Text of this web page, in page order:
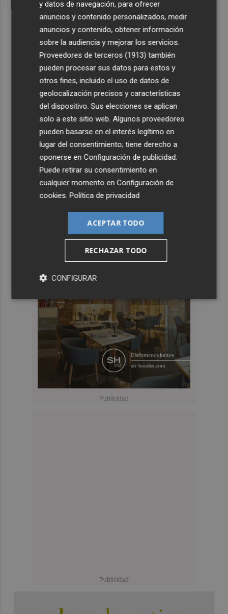
y datos de navegación, para ofrecer
anuncios y contenido personalizados, medir
anuncios y contenido, obtener información
sobre la audiencia y mejorar los servicios.
Proveedores de terceros (1913) también
pueden procesar sus datos para estos y
otros fines, incluido el uso de datos de
geolocalización precisos y características
del dispositivo. Sus elecciones se aplican
solo a este sitio web. Algunos proveedores
pueden basarse en el interés legítimo en
lugar del consentimiento; tiene derecho a
oponerse enConfiguración de publicidad
Puede retirar su consentimiento en
cualquier momento enConfiguración de
cookies .Política de privacidad
ACEPTAR TODO
RECHAZAR TODO
CONFIGURAR